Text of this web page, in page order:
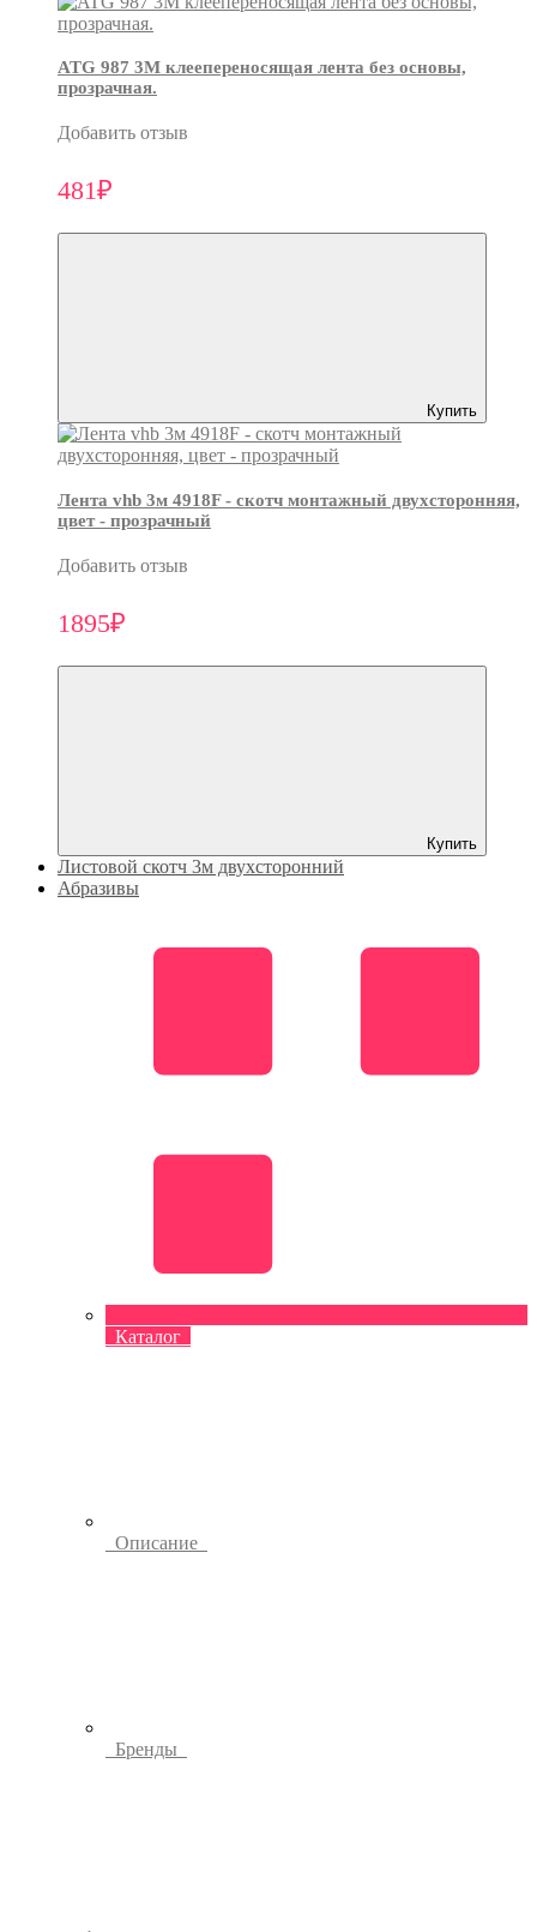
ATG 987 3М клеепереносящая лента без основы,
прозрачная.
Добавить отзыв
481₽
Купить
Лента vhb 3м 4918F - скотч монтажный двухсторонняя,
цвет - прозрачный
Добавить отзыв
1895₽
Купить
Листовой скотч 3м двухсторонний
Абразивы
Каталог
Описание
Бренды